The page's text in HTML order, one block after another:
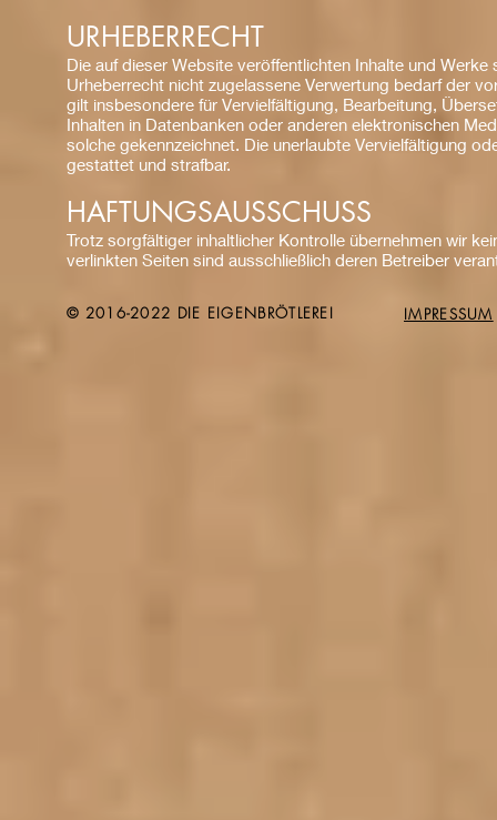
URHEBERRECHT
Die auf dieser Website veröffentlichten Inhalte und
Urheberrecht nicht zugelassene Verwertung bedarf der
gilt insbesondere für Vervielfältigung, Bearbeitung,
Inhalten in Datenbanken oder anderen elektronischen
solche gekennzeichnet. Die unerlaubte Vervielfältigung
gestattet und strafbar.
HAFTUNGSAUSSCHUSS
Trotz sorgfältiger inhaltlicher Kontrolle übernehmen wir
verlinkten Seiten sind ausschließlich deren Betreiber
© 2016-2022 DIE EIGENBRÖTLEREI IMPRESSUM